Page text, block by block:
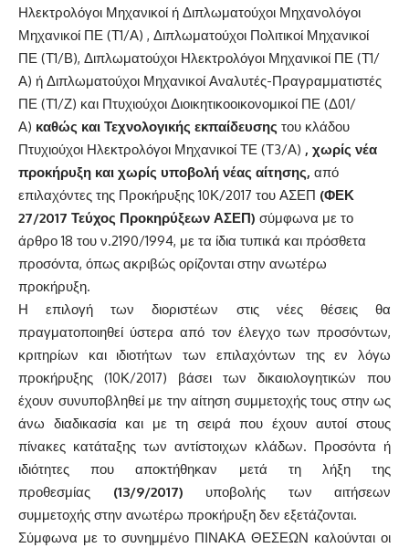
Ηλεκτρολόγοι Μηχανικοί ή Διπλωματούχοι Μηχανολόγοι
Μηχανικοί ΠΕ (Τ1/Α) , Διπλωματούχοι Πολιτικοί Μηχανικοί
ΠΕ (Τ1/Β), Διπλωματούχοι Ηλεκτρολόγοι Μηχανικοί ΠΕ (Τ1/
Α) ή Διπλωματούχοι Μηχανικοί Αναλυτές-Πραγραμματιστές
ΠΕ (Τ1/Ζ) και Πτυχιούχοι Διοικητικοοικονομικοί ΠΕ (Δ01/
Α) καθώς και Τεχνολογικής εκπαίδευσης του κλάδου
Πτυχιούχοι Ηλεκτρολόγοι Μηχανικοί ΤΕ (Τ3/Α) , χωρίς νέα
προκήρυξη και χωρίς υποβολή νέας αίτησης, από
επιλαχόντες της Προκήρυξης 10Κ/2017 του ΑΣΕΠ (ΦΕΚ
27/2017 Τεύχος Προκηρύξεων ΑΣΕΠ) σύμφωνα με το
άρθρο 18 του ν.2190/1994, με τα ίδια τυπικά και πρόσθετα
προσόντα, όπως ακριβώς ορίζονται στην ανωτέρω
προκήρυξη.
Η επιλογή των διοριστέων στις νέες θέσεις θα
πραγματοποιηθεί ύστερα από τον έλεγχο των προσόντων,
κριτηρίων και ιδιοτήτων των επιλαχόντων της εν λόγω
προκήρυξης (10Κ/2017) βάσει των δικαιολογητικών που
έχουν συνυποβληθεί με την αίτηση συμμετοχής τους στην ως
άνω διαδικασία και με τη σειρά που έχουν αυτοί στους
πίνακες κατάταξης των αντίστοιχων κλάδων. Προσόντα ή
ιδιότητες που αποκτήθηκαν μετά τη λήξη της
προθεσμίας (13/9/2017) υποβολής των αιτήσεων
συμμετοχής στην ανωτέρω προκήρυξη δεν εξετάζονται.
Σύμφωνα με το συνημμένο ΠΙΝΑΚΑ ΘΕΣΕΩΝ καλούνται οι